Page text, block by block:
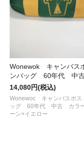
Wonewok キャンバス
ンバッグ 60年代 中
14,080円(税込)
Wonewoc キャンバスボス
ッグ 60年代 中古 カラー
ーン×イエロー